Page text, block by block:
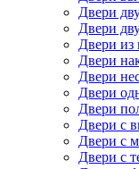
Двери
Двери
Двери из
Двери
Двери
Двери
Двери
Двери с
Двери с
Двери с